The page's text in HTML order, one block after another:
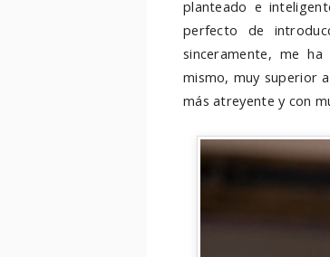
planteado e
perfecto de
sinceramente, me
mismo, muy superior a
más atreyente y con